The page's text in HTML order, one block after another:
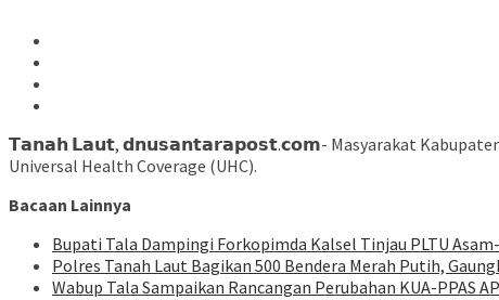
𝗧𝗮𝗻𝗮𝗵 𝗟𝗮𝘂𝘁, 𝗱𝗻𝘂𝘀𝗮𝗻𝘁𝗮𝗿𝗮𝗽𝗼𝘀𝘁.𝗰𝗼𝗺- Masyarakat Kabupaten
Universal Health Coverage (UHC).
Bacaan Lainnya
Bupati Tala Dampingi Forkopimda Kalsel Tinjau PLTU
Polres Tanah Laut Bagikan 500 Bendera Merah Putih,
Wabup Tala Sampaikan Rancangan Perubahan KUA-PPAS